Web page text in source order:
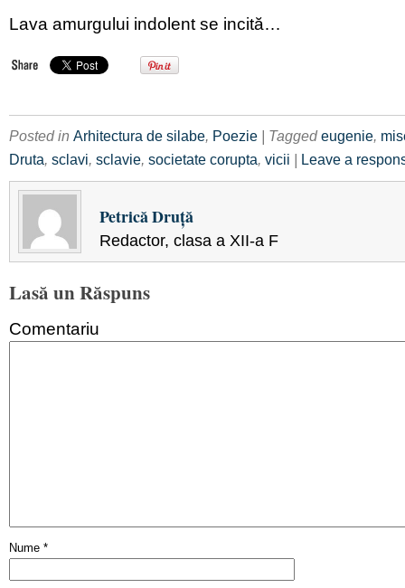
Lava amurgului indolent se incită…
Posted in Arhitectura de silabe, Poezie | Taggedeugenie,
Druta, sclavi, sclavie, societate corupta, vicii | Leave a
Petrică Druţă
Redactor, clasa a XII-a F
Lasă un Răspuns
Comentariu
Nume *